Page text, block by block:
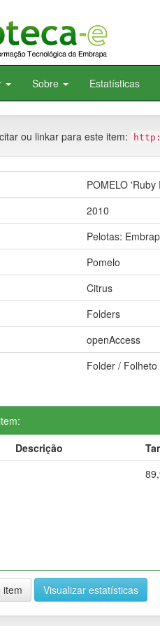
Sobre Estatísticas
ou linkar para este item:
POMELO
2010
Pelotas:
Pomelo
Citrus
Folders
openAccess
Folder /
Descrição
item Visualizar estatísticas